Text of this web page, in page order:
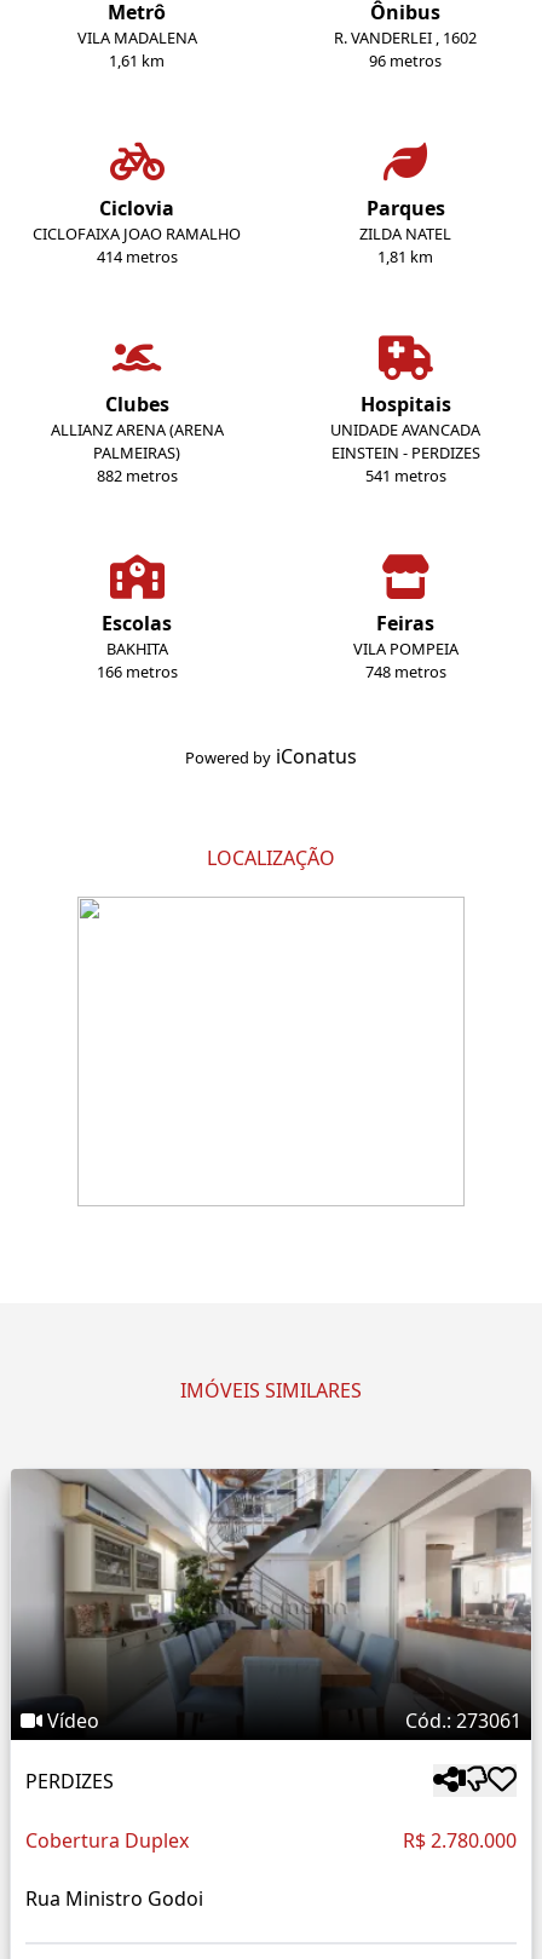
Metrô
VILA MADALENA
1,61 km
Ônibus
R. VANDERLEI , 1602
96 metros
Ciclovia
CICLOFAIXA JOAO RAMALHO
414 metros
Parques
ZILDA NATEL
1,81 km
Clubes
ALLIANZ ARENA (ARENA
PALMEIRAS)
882 metros
Hospitais
UNIDADE AVANCADA
EINSTEIN - PERDIZES
541 metros
Escolas
BAKHITA
166 metros
Feiras
VILA POMPEIA
748 metros
Powered by iConatus
LOCALIZAÇÃO
IMÓVEIS SIMILARES
Vídeo Cód.: 273061
PERDIZES
Cobertura Duplex R$ 2.780.000
Rua Ministro Godoi